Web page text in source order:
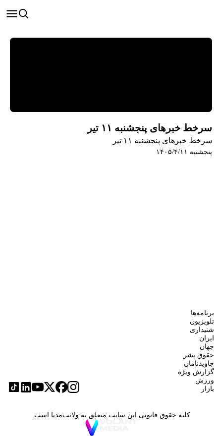
سرخط خبرهای پنجشنبه ۱۱ تیر
سرخط خبرهای پنجشنبه ۱۱ تیر
پنجشنبه ۱۴۰۵/۴/۱۱
برنامه‌ها
تلویزیون
شنیداری
ایران
جهان
حقوق بشر
جاویدنامان
گزارش ویژه
ورزش
بازار
کلیه حقوق قانونی این سایت متعلق به ولانت‌مدیا است.